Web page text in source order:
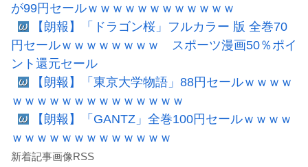
が99円セールｗｗｗｗｗｗｗｗｗｗｗｗ
【朗報】「ドラゴン桜」フルカラー 版 全巻70
円セールｗｗｗｗｗｗｗｗ スポーツ漫画50％ポイ
ント還元セール
【朗報】「東京大学物語」88円セールｗｗｗｗ
ｗｗｗｗｗｗｗｗｗｗｗｗｗｗ
【朗報】「GANTZ」全巻100円セールｗｗｗｗ
ｗｗｗｗｗｗｗｗｗｗｗｗｗ
新着記事画像RSS